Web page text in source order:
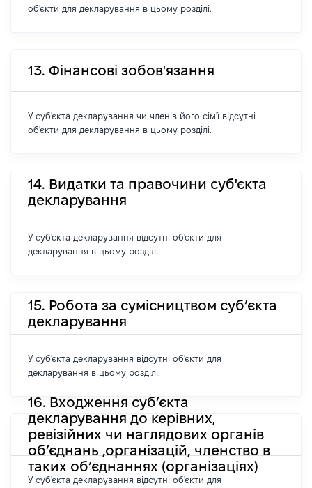
об'єкти для декларування в цьому розділі.
13. Фінансові зобов'язання
У суб'єкта декларування чи членів його сім'ї відсутні
об'єкти для декларування в цьому розділі.
14. Видатки та правочини суб'єкта
декларування
У суб'єкта декларування відсутні об'єкти для
декларування в цьому розділі.
15. Робота за сумісництвом суб’єкта
декларування
У суб'єкта декларування відсутні об'єкти для
декларування в цьому розділі.
16. Входження суб’єкта
декларування до керівних,
ревізійних чи наглядових органів
об’єднань ,організацій, членство в
таких об’єднаннях (організаціях)
У суб'єкта декларування відсутні об'єкти для